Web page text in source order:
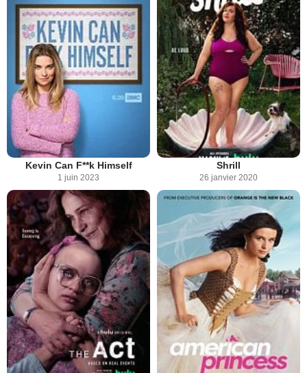
Kevin Can F**k Himself
1 juin 2023
Shrill
26 janvier 2020